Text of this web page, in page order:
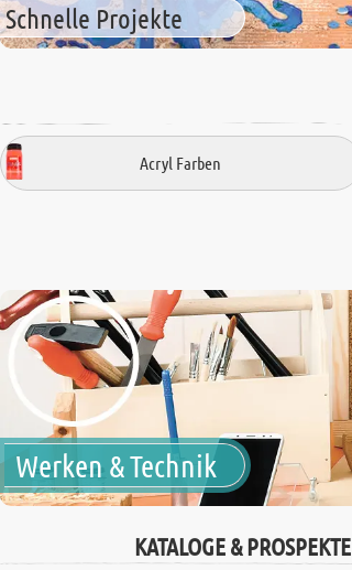
Schnelle Projekte
Acryl Farben
Werken & Technik
KATALOGE & PROSPEKTE